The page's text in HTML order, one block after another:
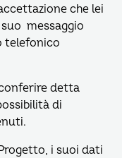
che lei
messaggio
telefonico
detta
di
i suoi dati